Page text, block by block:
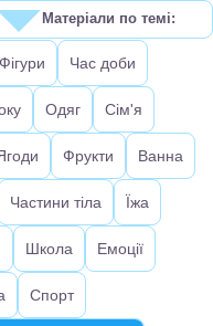
Фігури Час доби
Одяг Сім'я
Фрукти Ванна
Частини тіла Їжа
Школа Емоції
Спорт
Матеріали по темі: